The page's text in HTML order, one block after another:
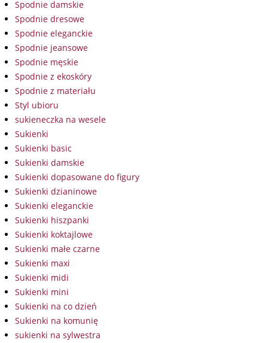
Spodnie damskie
Spodnie dresowe
Spodnie eleganckie
Spodnie jeansowe
Spodnie męskie
Spodnie z ekoskóry
Spodnie z materiału
Styl ubioru
sukieneczka na wesele
Sukienki
Sukienki basic
Sukienki damskie
Sukienki dopasowane do figury
Sukienki dzianinowe
Sukienki eleganckie
Sukienki hiszpanki
Sukienki koktajlowe
Sukienki małe czarne
Sukienki maxi
Sukienki midi
Sukienki mini
Sukienki na co dzień
Sukienki na komunię
sukienki na sylwestra